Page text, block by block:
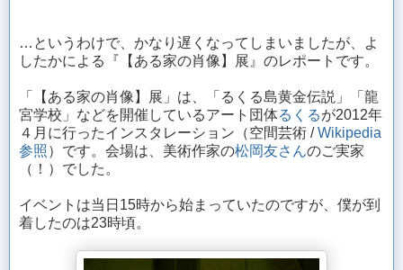
…というわけで、かなり遅くなってしまいましたが、よ
したかによる『【ある家の肖像】展』のレポートです。
「【ある家の肖像】展」は、「るくる島黄金伝説」「龍
宮学校」などを開催しているアート団体るくるが2012年
４月に行ったインスタレーション（空間芸術 /Wikipedia
参照）です。会場は、美術作家の松岡友さんのご実家
（！）でした。
イベントは当日15時から始まっていたのですが、僕が到
着したのは23時頃。